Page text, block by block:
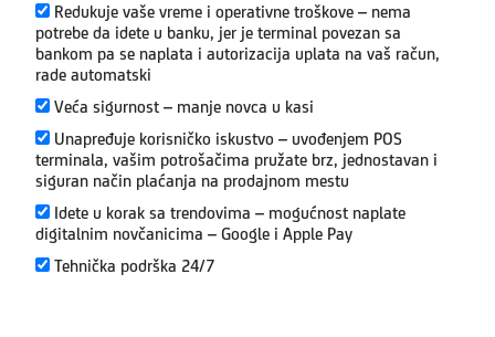
Redukuje vaše vreme i operativne troškove – nema
potrebe da idete u banku, jer je terminal povezan sa
bankom pa se naplata i autorizacija uplata na vaš račun,
rade automatski
Veća sigurnost – manje novca u kasi
Unapređuje korisničko iskustvo – uvođenjem POS
terminala, vašim potrošačima pružate brz, jednostavan i
siguran način plaćanja na prodajnom mestu
Idete u korak sa trendovima – mogućnost naplate
digitalnim novčanicima – Google i Apple Pay
Tehnička podrška 24/7